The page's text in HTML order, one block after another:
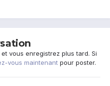
vous enregistrez plus tard. Si
vous maintenant pour poster.